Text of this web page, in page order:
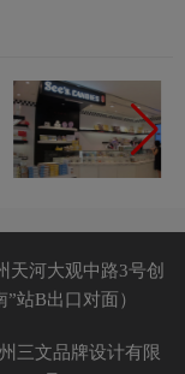
天河大观中路3号创
站B出口对面）
三文品牌设计有限